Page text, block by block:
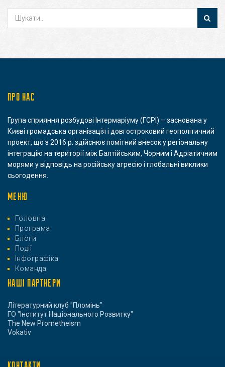
ПРО НАС
Група сприяння розбудові Інтермаріуму (ГСРІ) – заснована у
Києві громадська організація і довгостроковий геополітичний
проект, що з 2016 р. здійснює помітний внесок у регіональну
інтеграцію на території між Балтійським, Чорним і Адріатичним
морями у відповідь на російську агресію і глобальні виклики
сьогодення.
МЕНЮ
Головна
Програма
Блоги
Події
Інфографіка
Команда
НАШІ ПАРТНЕРИ
Літературний клуб "Пломінь"
ГО "Інститут Національного Розвитку"
The New Prometheism
Vokativ